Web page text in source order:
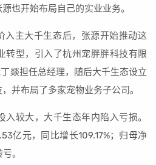
也开始布局自己的实业业务。
入主大千生态后，张源开始推动这
转型，引入了杭州宠胖胖科技有限
燚担任总经理，随后大千生态设立
并布局了多家宠物业务子公司。
较大，大千生态年内陷入亏损。
亿元，同比增长109.17%；归母净
。